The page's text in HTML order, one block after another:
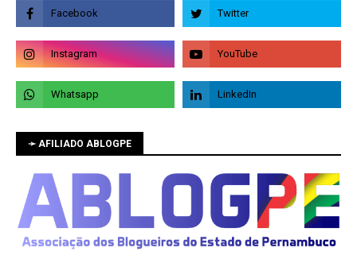
➛ AFILIADO ABLOGPE